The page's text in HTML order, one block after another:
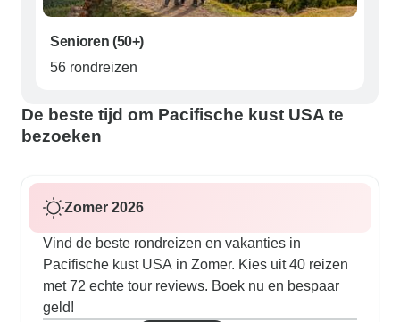
Senioren (50+)
56 rondreizen
De beste tijd om Pacifische kust USA te
bezoeken
Zomer 2026
Vind de beste rondreizen en vakanties in
Pacifische kust USA in Zomer. Kies uit 40 reizen
met 72 echte tour reviews. Boek nu en bespaar
geld!